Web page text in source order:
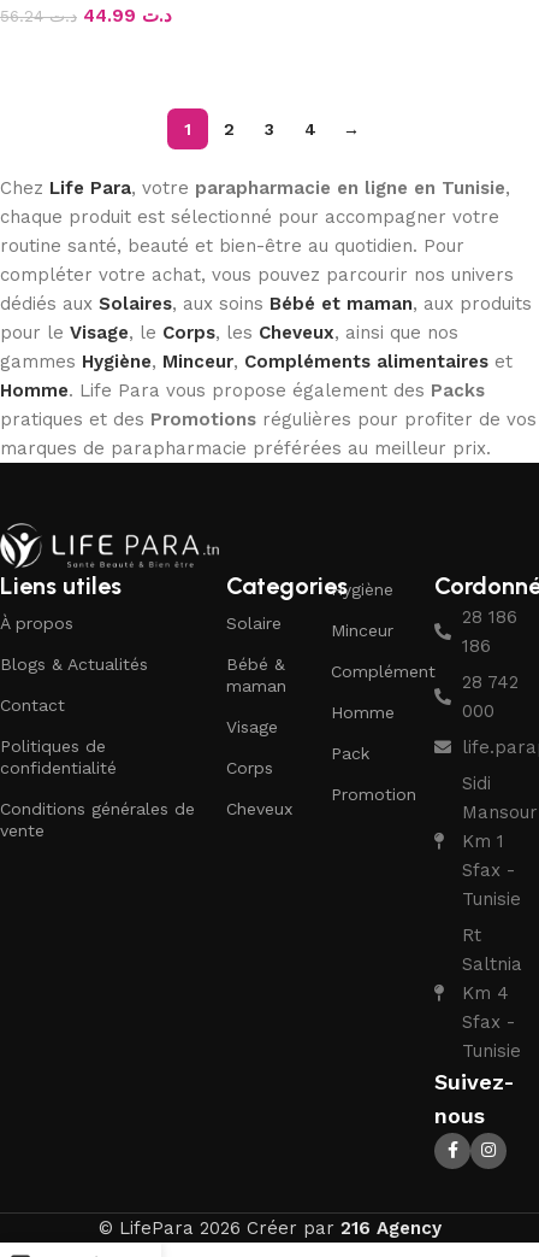
د.ت56.24 د.ت
1 2 3 4 →
Chez Life Para, votre parapharmacie en ligne en Tunisie,
chaque produit est sélectionné pour accompagner votre
routine santé, beauté et bien-être au quotidien. Pour
compléter votre achat, vous pouvez parcourir nos univers
dédiés aux Solaires, aux soins Bébé et maman, aux produits
pour le Visage, le Corps, les Cheveux, ainsi que nos
gammes Hygiène, Minceur, Compléments alimentaires et
Homme. Life Para vous propose également des Packs
pratiques et des Promotions régulières pour profiter de vos
marques de parapharmacie préférées au meilleur prix.
Liens utiles
À propos
Blogs & Actualités
Contact
Politiques de
confidentialité
Conditions générales de
vente
Categories
Solaire
Bébé &
maman
Visage
Corps
Cheveux
Hygiène
Minceur
Complément
Homme
Pack
Promotion
28 186
186
28 742
000
Sidi
Mansour
Km 1
Sfax -
Tunisie
Rt
Saltnia
Km 4
Sfax -
Tunisie
Suivez-
nous
© LifePara 2026 Créer par 216 Agency